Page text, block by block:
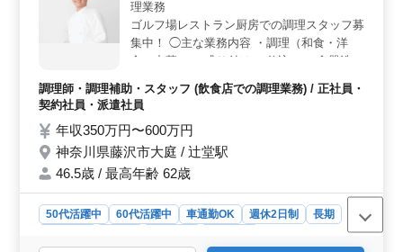
理業務
ゴルフ場レストラン厨房での調理スタッフ募
集中！ ◯主な業務内容 ・調理（和食・洋
食・中華） ・盛り付け ・仕込み ・食器洗
浄、清掃 ・厨房業務 ・調理補助 マイカー通
勤OK。毎日の通勤ストレスも少なく済みま
す。 ※車通勤OK ※ブランクOK ※無料駐車
場あり ※50代、60代の採用実績あり ※制服
貸与
調理師・調理補助・スタッフ (飲食店での調理業務) / 正社員・
契約社員・派遣社員
年収350万円〜600万円
神奈川県藤沢市大庭 / 辻堂駅
46.5歳 / 最高年齢 62歳
50代活躍中 60代活躍中 車通勤OK 週休2日制
長期